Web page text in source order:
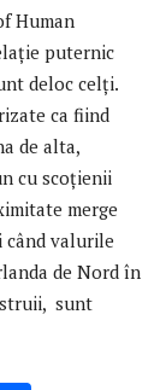
Human
puternic
deloc celţi.
ca fiind
de alta,
cu scoțienii
merge
când valurile
de Nord în
sunt